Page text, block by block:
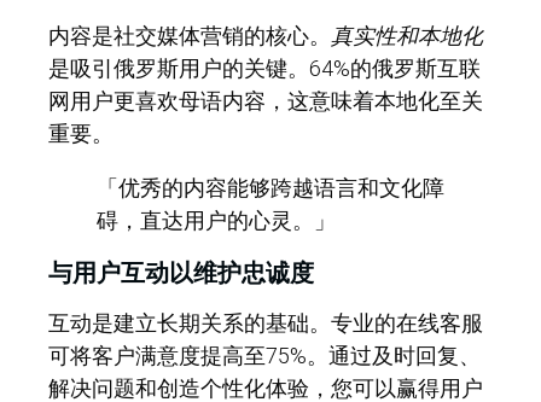
内容是社交媒体营销的核心。 真实性和本地化
是吸引俄罗斯用户的关键。64%的俄罗斯互联
网用户更喜欢母语内容，这意味着本地化至关
重要。
「优秀的内容能够跨越语言和文化障
碍，直达用户的心灵。」
与用户互动以维护忠诚度
互动是建立长期关系的基础。专业的在线客服
可将客户满意度提高至75%。通过及时回复、
解决问题和创造个性化体验，您可以赢得用户